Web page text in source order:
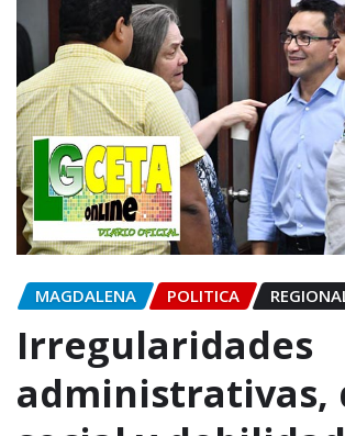
MAGDALENA POLITICA
Irregularidades
administrativas,